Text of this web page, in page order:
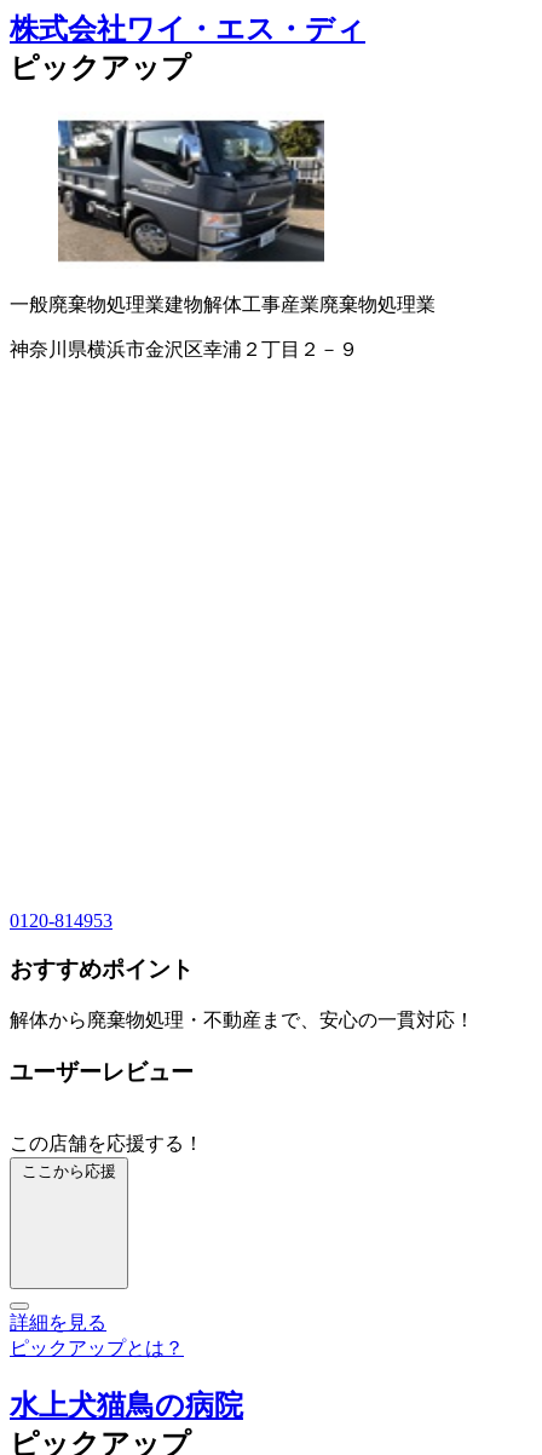
株式会社ワイ・エス・ディ
ピックアップ
一般廃棄物処理業建物解体工事産業廃棄物処理業
神奈川県横浜市金沢区幸浦２丁目２－９
0120-814953
おすすめポイント
解体から廃棄物処理・不動産まで、安心の一貫対応！
ユーザーレビュー
この店舗を応援する！
ここから応援
詳細を見る
ピックアップとは？
水上犬猫鳥の病院
ピックアップ